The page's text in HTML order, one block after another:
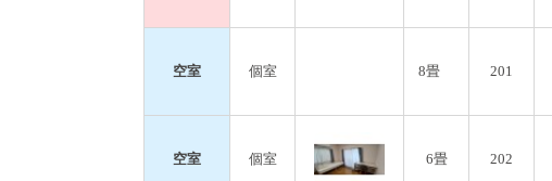
空室 個室 8畳 201
空室 個室 6畳 202